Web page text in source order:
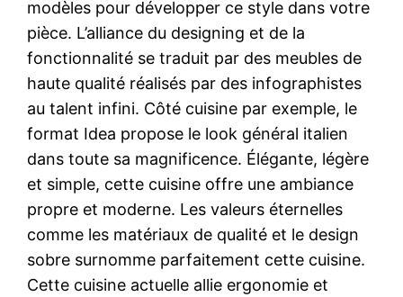
modèles pour développer ce style dans votre
pièce. L’alliance du designing et de la
fonctionnalité se traduit par des meubles de
haute qualité réalisés par des infographistes
au talent infini. Côté cuisine par exemple, le
format Idea propose le look général italien
dans toute sa magnificence. Élégante, légère
et simple, cette cuisine offre une ambiance
propre et moderne. Les valeurs éternelles
comme les matériaux de qualité et le design
sobre surnomme parfaitement cette cuisine.
Cette cuisine actuelle allie ergonomie et